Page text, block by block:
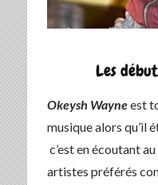
Les
Okeysh Wayneest
musique alors qu’il
c’est en écoutant
artistes préférés